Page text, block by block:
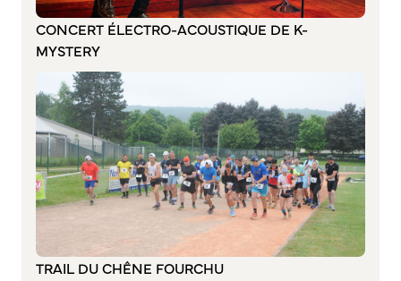
CONCERT ÉLECTRO-ACOUSTIQUE DE K-
MYSTERY
TRAIL DU CHÊNE FOURCHU
Les jumelages
PARTICIPER – IMAGINER DEMAIN
Démocratie locale et concertation
Commission de participation citoyenne
Conseil municipal des Jeunes (CMJ)
Conseil Municipal des Ados (CMA)
Conseil municipal des Sages
Grands projets